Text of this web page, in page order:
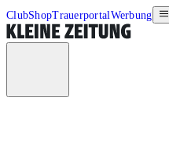
ClubShopTrauerportalWerbung